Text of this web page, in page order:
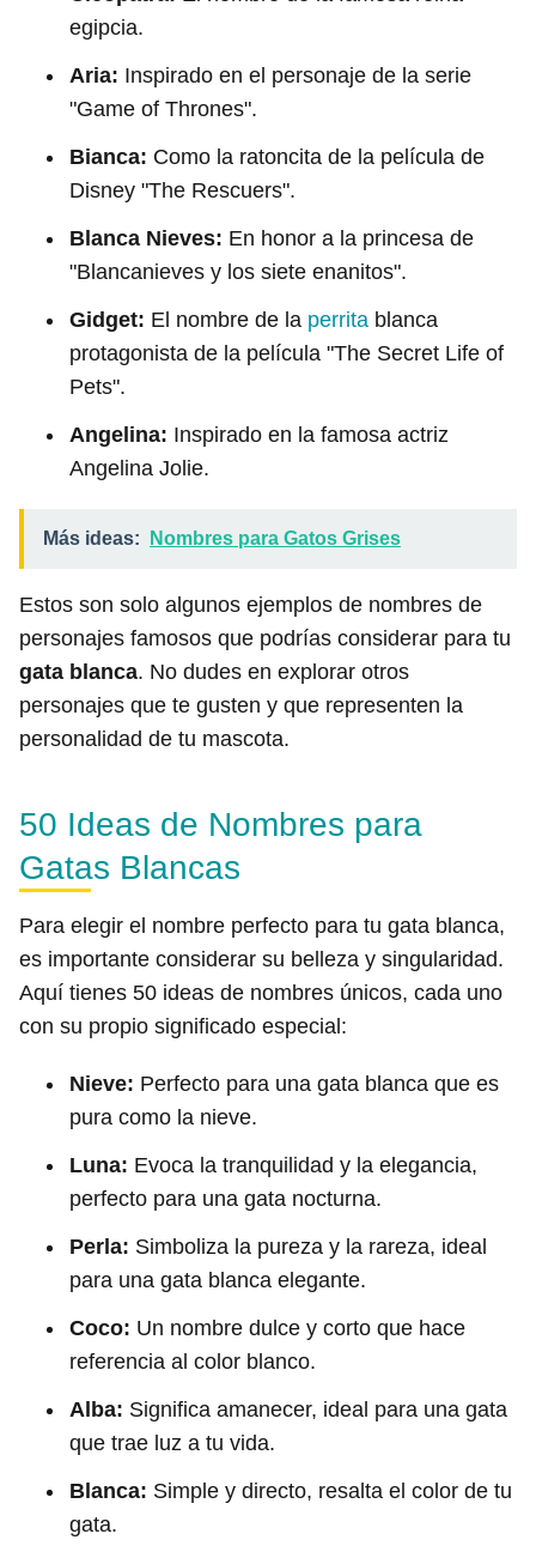
egipcia.
Aria: Inspirado en el personaje de la serie
"Game of Thrones".
Bianca: Como la ratoncita de la película de
Disney "The Rescuers".
Blanca Nieves: En honor a la princesa de
"Blancanieves y los siete enanitos".
Gidget: El nombre de la perrita blanca
protagonista de la película "The Secret Life of
Pets".
Angelina: Inspirado en la famosa actriz
Angelina Jolie.
Más ideas: Nombres para Gatos Grises
Estos son solo algunos ejemplos de nombres de
personajes famosos que podrías considerar para tu
gata blanca. No dudes en explorar otros
personajes que te gusten y que representen la
personalidad de tu mascota.
50 Ideas de Nombres para
Gatas Blancas
Para elegir el nombre perfecto para tu gata blanca,
es importante considerar su belleza y singularidad.
Aquí tienes 50 ideas de nombres únicos, cada uno
con su propio significado especial:
Nieve: Perfecto para una gata blanca que es
pura como la nieve.
Luna: Evoca la tranquilidad y la elegancia,
perfecto para una gata nocturna.
Perla: Simboliza la pureza y la rareza, ideal
para una gata blanca elegante.
Coco: Un nombre dulce y corto que hace
referencia al color blanco.
Alba: Significa amanecer, ideal para una gata
que trae luz a tu vida.
Blanca: Simple y directo, resalta el color de tu
gata.